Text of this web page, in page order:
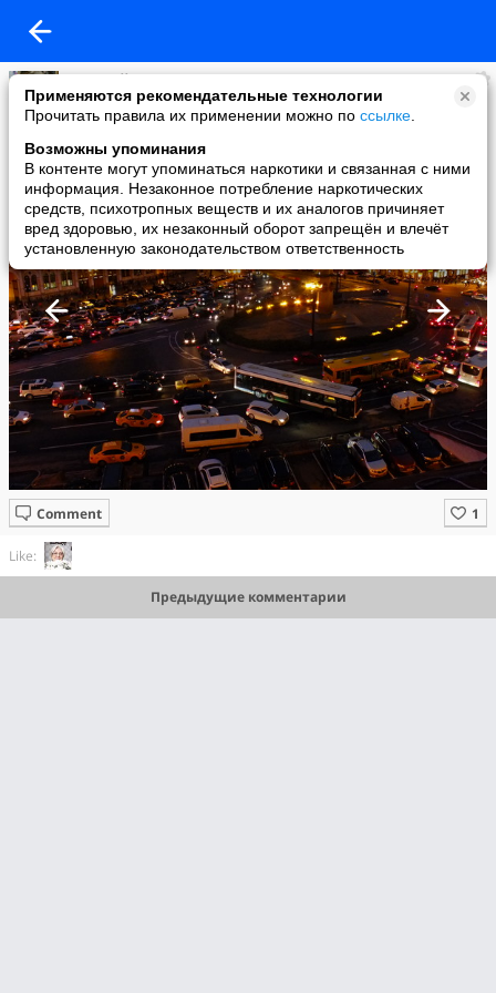
Применяются рекомендательные технологии
Прочитать правила их применении можно по ссылке
Возможны упоминания
В контенте могут упоминаться наркотики и связанная с ними
информация. Незаконное потребление наркотических
средств, психотропных веществ и их аналогов причиняет
вред здоровью, их незаконный оборот запрещён и влечёт
установленную законодательством ответственность
Виталий Гунин
added a photo
18 Aug в 22:20
Comment
Like:
Предыдущие комментарии